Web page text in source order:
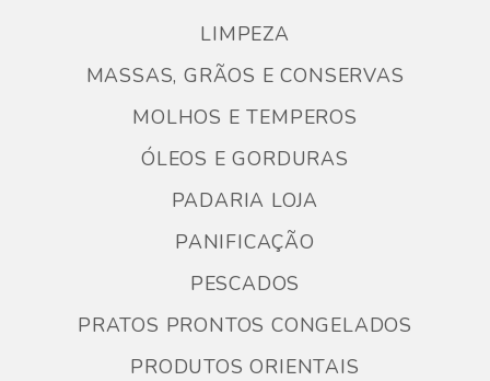
LIMPEZA
MASSAS, GRÃOS E CONSERVAS
MOLHOS E TEMPEROS
ÓLEOS E GORDURAS
PADARIA LOJA
PANIFICAÇÃO
PESCADOS
PRATOS PRONTOS CONGELADOS
PRODUTOS ORIENTAIS